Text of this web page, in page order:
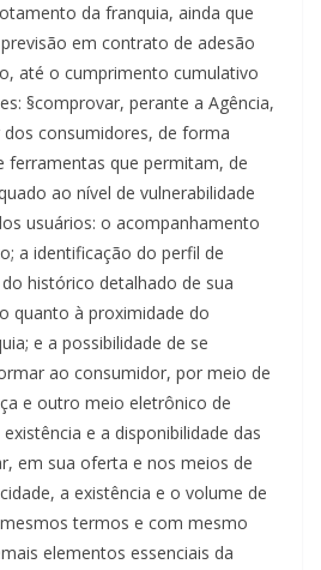
da franquia, ainda que
em contrato de adesão
até o cumprimento cumulativo
§comprovar, perante a Agência,
consumidores, de forma
ferramentas que permitam, de
ao nível de vulnerabilidade
usuários: o acompanhamento
a identificação do perfil de
histórico detalhado de sua
quanto à proximidade do
e a possibilidade de se
ao consumidor, por meio de
e outro meio eletrônico de
e a disponibilidade das
em sua oferta e nos meios de
a existência e o volume de
termos e com mesmo
elementos essenciais da